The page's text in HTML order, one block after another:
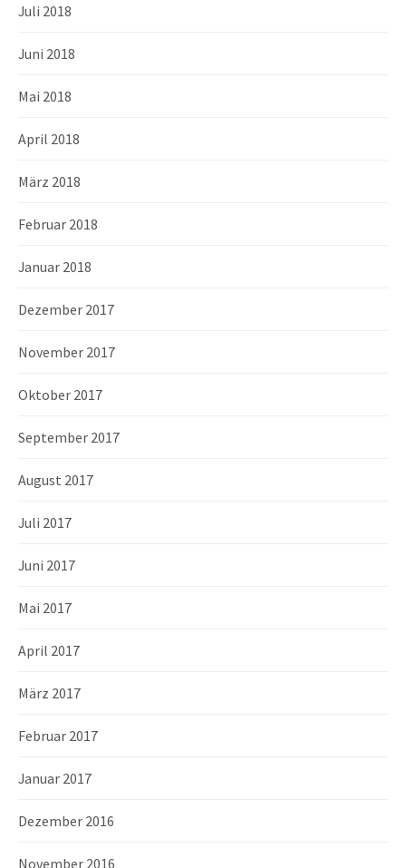
Juli 2018
Juni 2018
Mai 2018
April 2018
März 2018
Februar 2018
Januar 2018
Dezember 2017
November 2017
Oktober 2017
September 2017
August 2017
Juli 2017
Juni 2017
Mai 2017
April 2017
März 2017
Februar 2017
Januar 2017
Dezember 2016
November 2016